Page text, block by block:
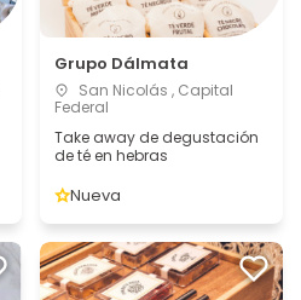
Grupo Dálmata
San Nicolás , Capital
Federal
Take away de degustación
de té en hebras
Nueva